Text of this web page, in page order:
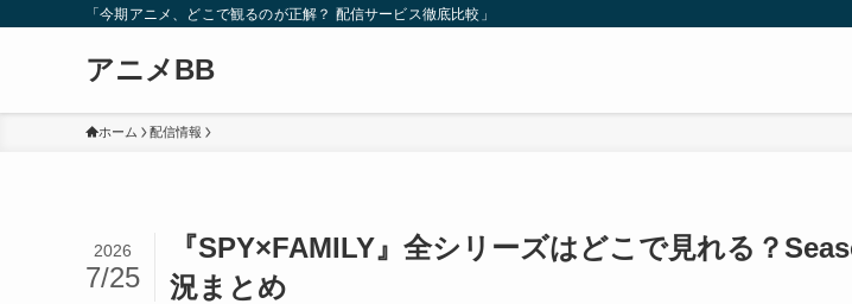
「今期アニメ、どこで観るのが正解？ 配信サービス徹底比較」
アニメBB
ホーム 配信情報
『SPY×FAMILY』全シリーズはどこで見れる？
況まとめ
2026
7/25